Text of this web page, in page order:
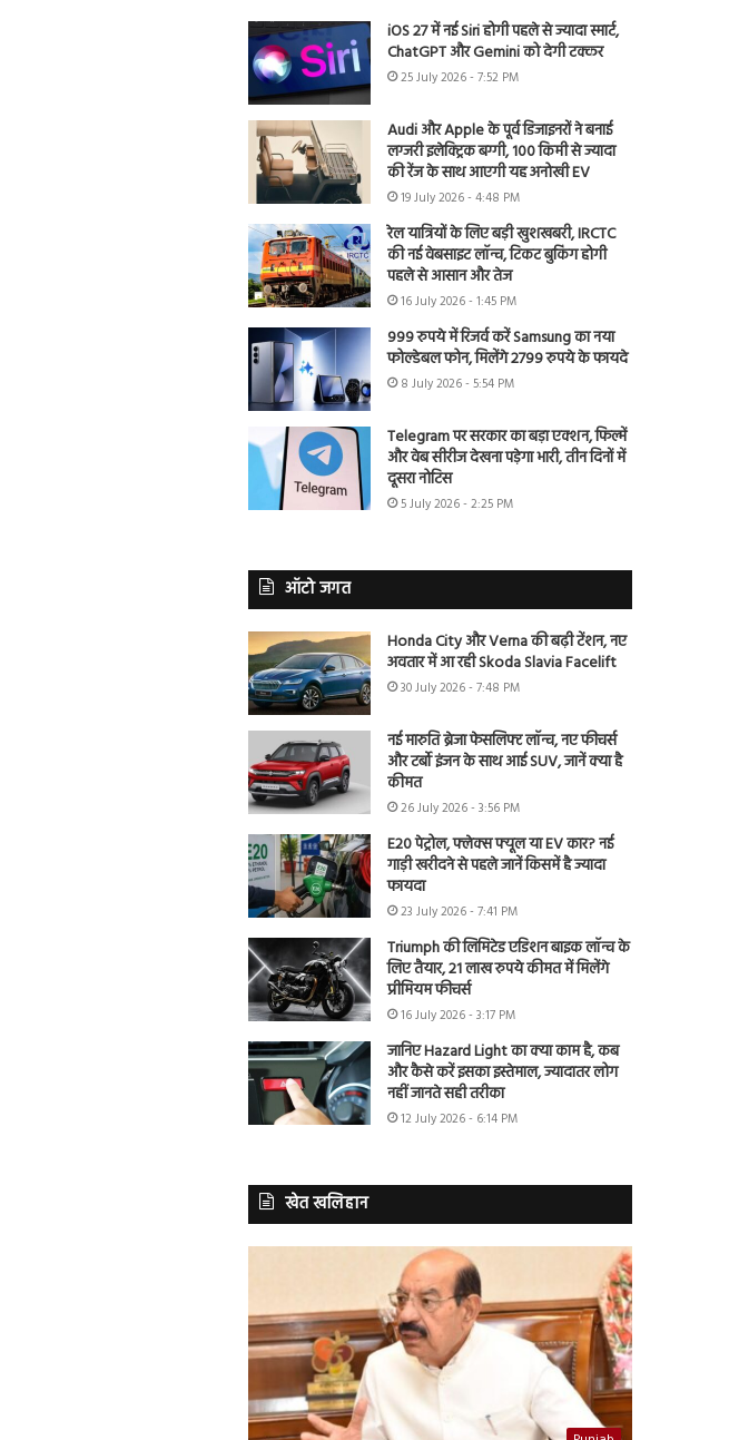
iOS 27 में नई Siri होगी पहले से ज्यादा स्मार्ट,
ChatGPT और Gemini को देगी टक्कर
25 July 2026 - 7:52 PM
Audi और Apple के पूर्व डिजाइनरों ने बनाई
लग्जरी इलेक्ट्रिक बग्गी, 100 किमी से ज्यादा
की रेंज के साथ आएगी यह अनोखी EV
19 July 2026 - 4:48 PM
रेल यात्रियों के लिए बड़ी खुशखबरी, IRCTC
की नई वेबसाइट लॉन्च, टिकट बुकिंग होगी
पहले से आसान और तेज
16 July 2026 - 1:45 PM
999 रुपये में रिजर्व करें Samsung का नया
फोल्डेबल फोन, मिलेंगे 2799 रुपये के फायदे
8 July 2026 - 5:54 PM
Telegram पर सरकार का बड़ा एक्शन, फिल्में
और वेब सीरीज देखना पड़ेगा भारी, तीन दिनों में
दूसरा नोटिस
5 July 2026 - 2:25 PM
ऑटो जगत
Honda City और Verna की बढ़ी टेंशन, नए
अवतार में आ रही Skoda Slavia Facelift
30 July 2026 - 7:48 PM
नई मारुति ब्रेजा फेसलिफ्ट लॉन्च, नए फीचर्स
और टर्बो इंजन के साथ आई SUV, जानें क्या है
कीमत
26 July 2026 - 3:56 PM
E20 पेट्रोल, फ्लेक्स फ्यूल या EV कार? नई
गाड़ी खरीदने से पहले जानें किसमें है ज्यादा
फायदा
23 July 2026 - 7:41 PM
Triumph की लिमिटेड एडिशन बाइक लॉन्च के
लिए तैयार, 21 लाख रुपये कीमत में मिलेंगे
प्रीमियम फीचर्स
16 July 2026 - 3:17 PM
जानिए Hazard Light का क्या काम है, कब
और कैसे करें इसका इस्तेमाल, ज्यादातर लोग
नहीं जानते सही तरीका
12 July 2026 - 6:14 PM
खेत खलिहान